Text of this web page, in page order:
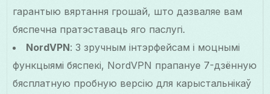
гарантыю вяртання грошай, што дазваляе вам
бяспечна пратэставаць яго паслугі.
NordVPN: З зручным інтэрфейсам і моцнымі
функцыямі бяспекі, NordVPN прапануе 7-дзённую
бясплатную пробную версію для карыстальнікаў